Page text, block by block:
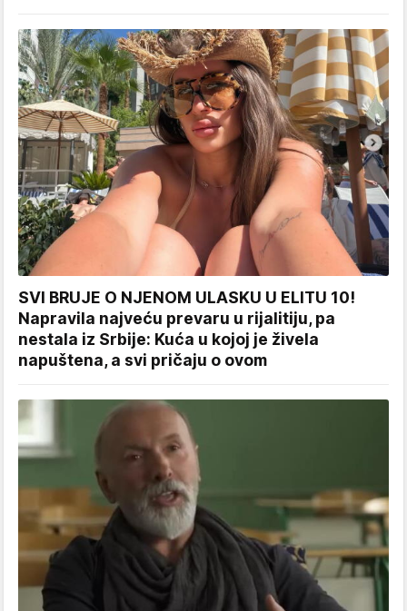
SVI BRUJE O NJENOM ULASKU U ELITU 10!
Napravila najveću prevaru u rijalitiju, pa
nestala iz Srbije: Kuća u kojoj je živela
napuštena, a svi pričaju o ovom